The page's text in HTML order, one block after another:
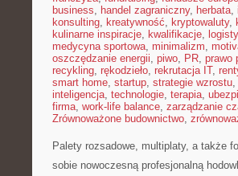
business, handel zagraniczny, herbata,
konsulting, kreatywność, kryptowaluty,
kulinarne inspiracje, kwalifikacje,
medycyna sportowa, minimalizm,
oszczędzanie energii, piwo, PR, prawo
recykling, rękodzieło, rekrutacja IT,
smart home, startup, strategie wzrostu,
inteligencja, technologie, terapia,
firma, work-life balance, zarządzanie
Zrównoważone budownictwo,
Palety rozsadowe, multiplaty, a także
sobie nowoczesną profesjonalną